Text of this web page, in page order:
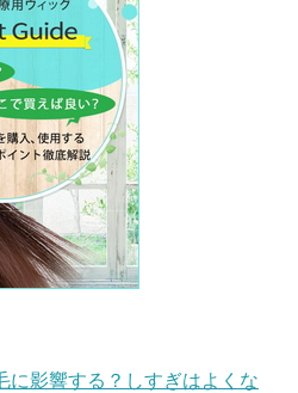
に影響する？しすぎはよくな